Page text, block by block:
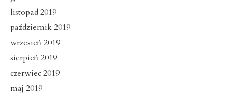
listopad 2019
październik 2019
wrzesień 2019
sierpień 2019
czerwiec 2019
maj 2019